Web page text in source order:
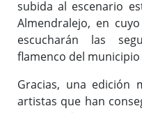
subida al escenario
Almendralejo, en
escucharán las
flamenco del municipio
Gracias, una edición
artistas que han